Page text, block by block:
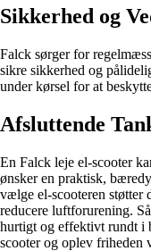
Sikkerhed og
Falck sørger for
sikre sikkerhed og
under kørsel for at
Afsluttende
En Falck leje el-scooter
ønsker en praktisk,
vælge el-scooteren støtter
reducere luftforurening.
hurtigt og effektivt rundt i
scooter og oplev friheden